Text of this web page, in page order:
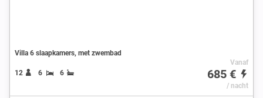
Villa 6 slaapkamers, met zwembad
12 6 6
Vanaf
685 €
/ nacht